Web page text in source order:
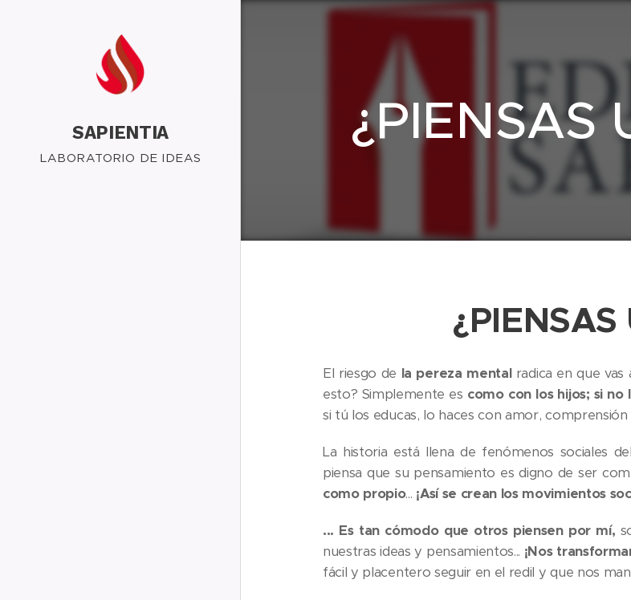
SAPIENTIA
LABORATORIO DE IDEAS
¿PIENSAS
¿PIENSAS
El riesgo de la pereza mentalradica en que vas
esto? Simplemente es como con los hijos; si
si tú los educas, lo haces con amor, comprensión
La historia está llena de fenómenos sociales
piensa que su pensamiento es digno de ser
como propio... ¡Así se crean los movimientos
... Es tan cómodo que otros piensen por mí,
nuestras ideas y pensamientos... ¡Nos
fácil y placentero seguir en el redil y que nos